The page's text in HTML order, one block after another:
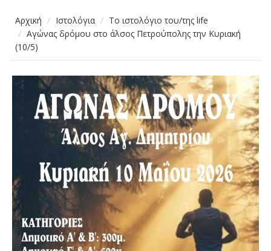
Αρχική Ιστολόγια
Το ιστολόγιο του/της life
Αγώνας δρόμου στο άλσος Πετρούπολης την Κυριακή
(10/5)